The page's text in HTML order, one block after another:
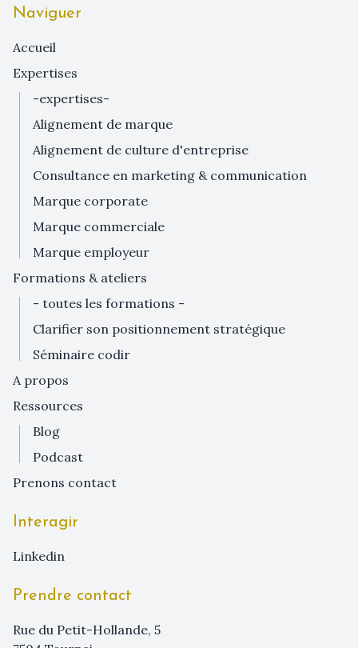
Naviguer
Accueil
expertises
-expertises-
alignement de marque
alignement de culture d'entreprise
consultance en marketing & communication
marque corporate
marque commerciale
marque employeur
formations & ateliers
- toutes les formations -
clarifier son positionnement stratégique
séminaire codir
a propos
ressources
blog
podcast
prenons contact
Interagir
linkedin
Prendre contact
Rue du Petit-Hollande, 5